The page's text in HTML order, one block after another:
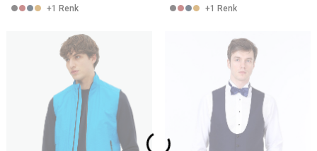
+1 Renk +1 Renk